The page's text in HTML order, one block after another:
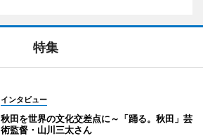
特集
インタビュー
秋田を世界の文化交差点に～「踊る。秋田」芸
術監督・山川三太さん